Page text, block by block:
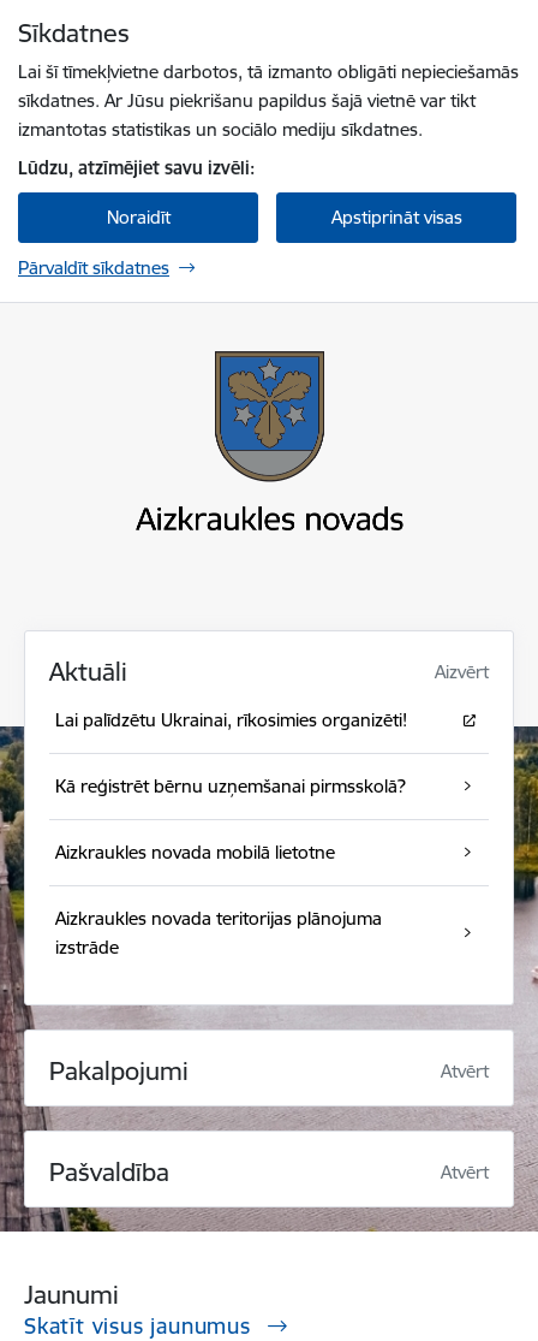
Sīkdatnes
Lai šī tīmekļvietne darbotos, tā izmanto obligāti nepieciešamās
sīkdatnes. Ar Jūsu piekrišanu papildus šajā vietnē var tikt
izmantotas statistikas un sociālo mediju sīkdatnes.
Lūdzu, atzīmējiet savu izvēli:
Noraidīt Apstiprināt visas
Pārvaldīt sīkdatnes
Aktuāli Aizvērt
Lai palīdzētu Ukrainai, rīkosimies organizēti!
Kā reģistrēt bērnu uzņemšanai pirmsskolā?
Aizkraukles novada mobilā lietotne
Aizkraukles novada teritorijas plānojuma
izstrāde
Pakalpojumi Atvērt
Pašvaldība Atvērt
Jaunumi
Skatīt visus jaunumus